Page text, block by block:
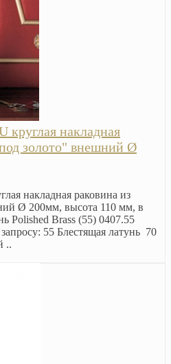
круглая накладная
золото" внешний Ø
накладная раковина из
Ø 200мм, высота 110 мм, в
Polished Brass (55) 0407.55
55 Блестящая латунь 70
..